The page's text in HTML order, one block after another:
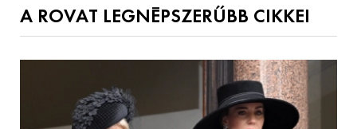
A ROVAT LEGNÉPSZERŰBB CIKKEI